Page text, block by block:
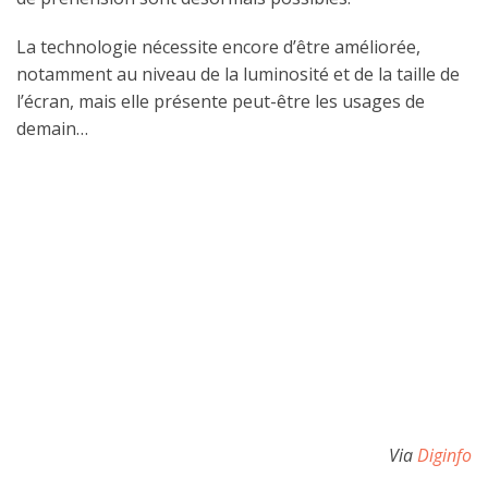
La technologie nécessite encore d’être améliorée,
notamment au niveau de la luminosité et de la taille de
l’écran, mais elle présente peut-être les usages de
demain…
ViaDiginfo